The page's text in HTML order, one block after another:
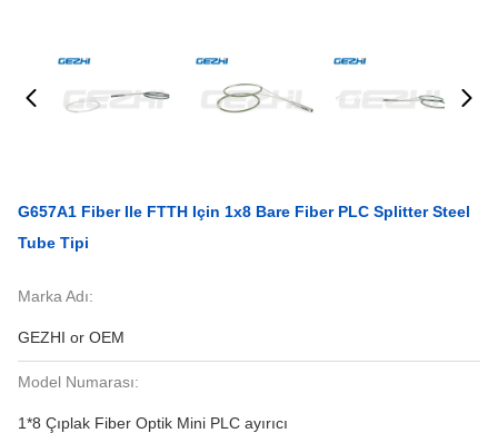
G657A1 Fiber Ile FTTH Için 1x8 Bare Fiber PLC Splitter Steel
Tube Tipi
Marka Adı:
GEZHI or OEM
Model Numarası:
1*8 Çıplak Fiber Optik Mini PLC ayırıcı